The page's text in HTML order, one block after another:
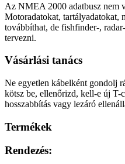
Az NMEA 2000 adatbusz nem
Motoradatokat, tartályadatokat,
továbbíthat, de fishfinder-,
tervezni.
Vásárlási tanács
Ne egyetlen kábelként gondolj
kötsz be, ellenőrizd, kell-e új T-
hosszabbítás vagy lezáró
Termékek
Rendezés: